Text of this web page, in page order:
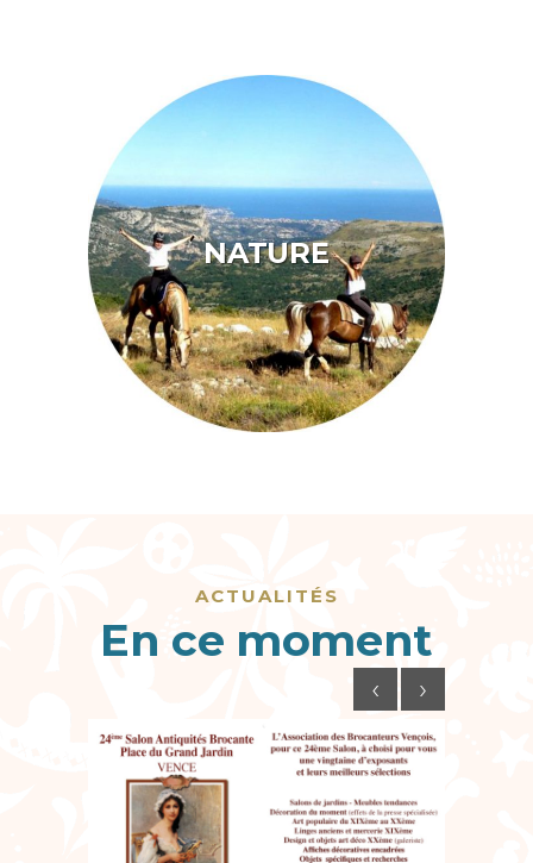
NATURE
ACTUALITÉS
En ce moment
‹ ›